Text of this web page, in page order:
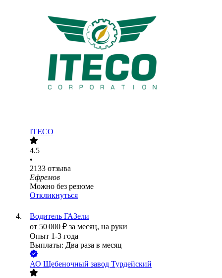
ITECO
4.5
•
2133 отзыва
Ефремов
Можно без резюме
Откликнуться
Водитель ГАЗели
от 50 000 ₽ за месяц, на руки
Опыт 1-3 года
Выплаты: Два раза в месяц
АО Щебеночный завод Турдейский